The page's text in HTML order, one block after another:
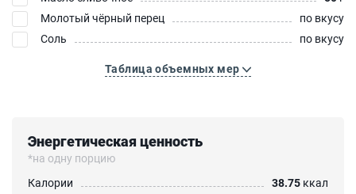
Молотый чёрный перец
по вкусу
Соль
по вкусу
Таблица объемных мер
Энергетическая ценность
*на одну порцию
Калории
38.75 ккал